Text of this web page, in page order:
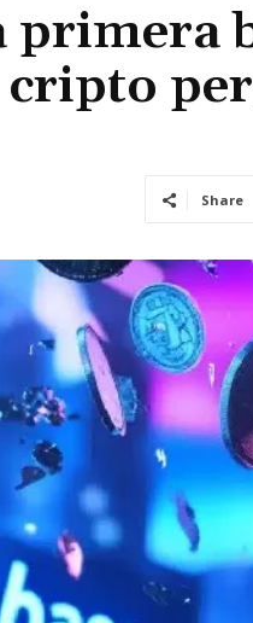
primera
Share